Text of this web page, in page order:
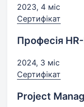
2023, 4 міс
Сертифікат
Професія
2024, 3 міс
Сертифікат
Project